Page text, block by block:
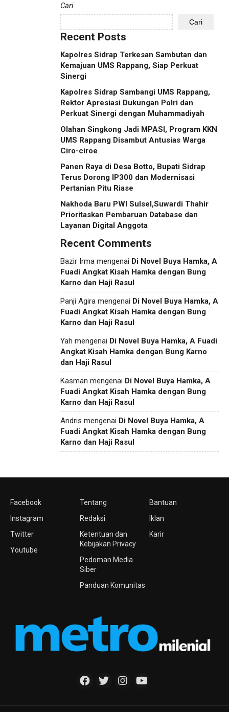
Cari
Cari
Recent Posts
Kapolres Sidrap Terkesan Sambutan dan
Kemajuan UMS Rappang, Siap Perkuat
Sinergi
Kapolres Sidrap Sambangi UMS Rappang,
Rektor Apresiasi Dukungan Polri dan
Perkuat Sinergi dengan Muhammadiyah
Olahan Singkong Jadi MPASI, Program KKN
UMS Rappang Disambut Antusias Warga
Ciro-ciroe
Panen Raya di Desa Botto, Bupati Sidrap
Terus Dorong IP300 dan Modernisasi
Pertanian Pitu Riase
Nakhoda Baru PWI Sulsel,Suwardi Thahir
Prioritaskan Pembaruan Database dan
Layanan Digital Anggota
Recent Comments
Bazir Irma mengenai Di Novel Buya Hamka, A
Fuadi Angkat Kisah Hamka dengan Bung
Karno dan Haji Rasul
Panji Agira mengenai Di Novel Buya Hamka, A
Fuadi Angkat Kisah Hamka dengan Bung
Karno dan Haji Rasul
Yah mengenai Di Novel Buya Hamka, A Fuadi
Angkat Kisah Hamka dengan Bung Karno
dan Haji Rasul
Kasman mengenai Di Novel Buya Hamka, A
Fuadi Angkat Kisah Hamka dengan Bung
Karno dan Haji Rasul
Andris mengenai Di Novel Buya Hamka, A
Fuadi Angkat Kisah Hamka dengan Bung
Karno dan Haji Rasul
Facebook
Instagram
Twitter
Youtube
Tentang
Redaksi
Ketentuan dan
Kebijakan Privacy
Pedoman Media
Siber
Panduan Komunitas
Bantuan
Iklan
Karir